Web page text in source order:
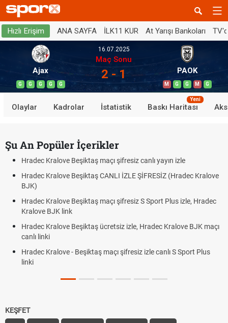
Hızlı Erişim ANA SAYFA İLK11 KUR At Yarışı Bankoları
Ajax
G G G G G
16.07.2025
Maç Sonu
2 - 1 PAOK
M G G M G
Olaylar Kadrolar İstatistik Baskı Haritası
Yeni
Şu An Popüler İçerikler
Hradec Kralove Beşiktaş maçı şifresiz canlı yayın izle
Hradec Kralove Beşiktaş CANLI İZLE ŞİFRESİZ (Hradec Kralove
BJK)
Hradec Kralove Beşiktaş maçı şifresiz S Sport Plus izle, Hradec
Kralove BJK link
Hradec Kralove Beşiktaş ücretsiz izle, Hradec Kralove BJK maçı
canlı linki
Hradec Kralove - Beşiktaş maçı şifresiz izle canlı S Sport Plus
linki
KEŞFET